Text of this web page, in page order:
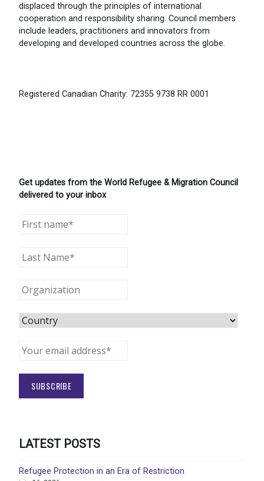
displaced through the principles of international
cooperation and responsibility sharing. Council members
include leaders, practitioners and innovators from
developing and developed countries across the globe.
Registered Canadian Charity: 72355 9738 RR 0001
Get updates from the World Refugee & Migration Council
delivered to your inbox
LATEST POSTS
Refugee Protection in an Era of Restriction